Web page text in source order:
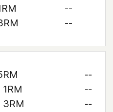
--
--
--
--
--